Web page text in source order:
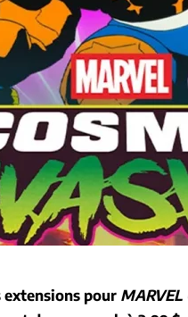
extensions pour MARVEL